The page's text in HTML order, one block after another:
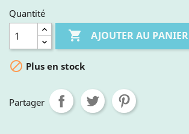
Quantité
 AJOUTER AU PANIER
 Plus en stock
Partager